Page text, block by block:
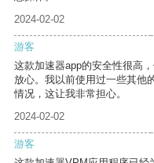
2024-02-02
游客
这款加速器app的安全性很高
放心。我以前使用过一些其他
情况，这让我非常担心。
2024-02-02
游客